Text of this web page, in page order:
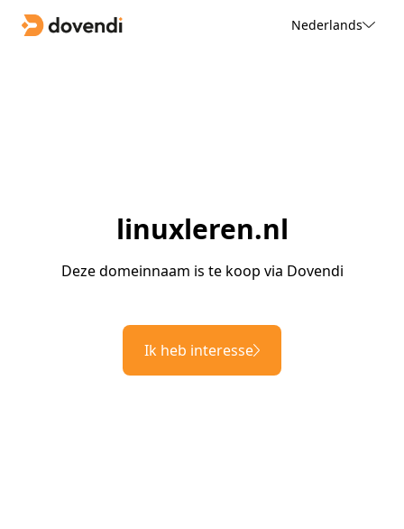
Nederlands
linuxleren.nl
Deze domeinnaam is te koop via Dovendi
Ik heb interesse